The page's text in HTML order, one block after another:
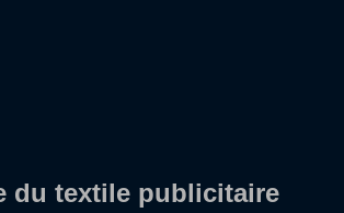
du textile publicitaire